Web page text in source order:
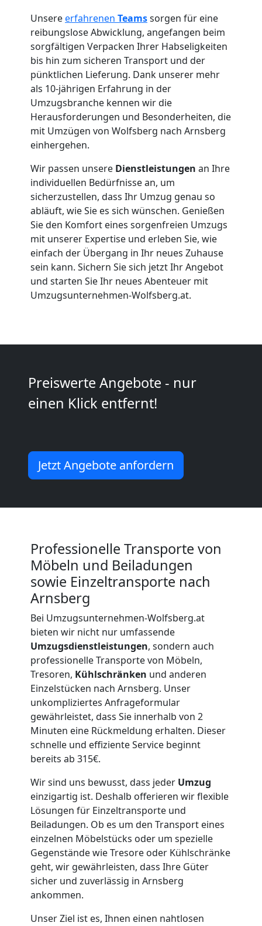
Unsereerfahrenen Teamssorgen für eine
reibungslose Abwicklung, angefangen beim
sorgfältigen Verpacken Ihrer Habseligkeiten
bis hin zum sicheren Transport und der
pünktlichen Lieferung. Dank unserer mehr
als 10-jährigen Erfahrung in der
Umzugsbranche kennen wir die
Herausforderungen und Besonderheiten, die
mit Umzügen von Wolfsberg nach Arnsberg
einhergehen.
Wir passen unsere Dienstleistungen an Ihre
individuellen Bedürfnisse an, um
sicherzustellen, dass Ihr Umzug genau so
abläuft, wie Sie es sich wünschen. Genießen
Sie den Komfort eines sorgenfreien Umzugs
mit unserer Expertise und erleben Sie, wie
einfach der Übergang in Ihr neues Zuhause
sein kann. Sichern Sie sich jetzt Ihr Angebot
und starten Sie Ihr neues Abenteuer mit
Umzugsunternehmen-Wolfsberg.at.
Preiswerte Angebote - nur
einen Klick entfernt!
Jetzt Angebote anfordern
Professionelle Transporte von
Möbeln und Beiladungen
sowie Einzeltransporte nach
Arnsberg
Bei Umzugsunternehmen-Wolfsberg.at
bieten wir nicht nur umfassende
Umzugsdienstleistungen, sondern auch
professionelle Transporte von Möbeln,
Tresoren, Kühlschränken und anderen
Einzelstücken nach Arnsberg. Unser
unkompliziertes Anfrageformular
gewährleistet, dass Sie innerhalb von 2
Minuten eine Rückmeldung erhalten. Dieser
schnelle und effiziente Service beginnt
bereits ab 315€.
Wir sind uns bewusst, dass jeder Umzug
einzigartig ist. Deshalb offerieren wir flexible
Lösungen für Einzeltransporte und
Beiladungen. Ob es um den Transport eines
einzelnen Möbelstücks oder um spezielle
Gegenstände wie Tresore oder Kühlschränke
geht, wir gewährleisten, dass Ihre Güter
sicher und zuverlässig in Arnsberg
ankommen.
Unser Ziel ist es, Ihnen einen nahtlosen
Firmenumzug
Wolfsberg
Büroumzug
Wolfsberg
Expressumzug
Wolfsberg
Tragehilfe
Wolfsberg
Wolfsberg
Wolfsberg
Umzug
und
Lagerung
Wolfsberg
Full-
Service-
Umzug
Wolfsberg
Qualitäts-
Umzüge
Wolfsberg
Vereinsumzug
Wolfsberg